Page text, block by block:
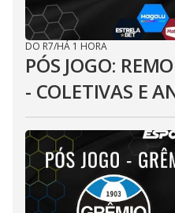
DO R7/HÁ 1 HORA
PÓS JOGO:
- COLETIVAS E